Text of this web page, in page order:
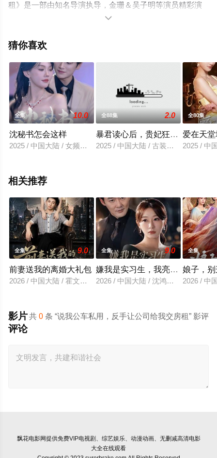
租》是一部由知名导演执导，金珊＆吴子明等演员精彩演
绎的中国大陆电视剧，大结局剧情已揭晓（全集），手机
多相关信息可移步至豆瓣电视剧、电视猫或剧情网等平台

猜你喜欢
全集 10.0
沈秘书怎会这样
2025 / 中国大陆 / 女频恋爱
全88集 2.0
暴君读心后，贵妃狂开人设盲盒
2025 / 中国大陆 / 古装仙侠
全80集
爱在天
2025 / 中
相关推荐
全集 9.0
前妻送我的离婚大礼包
2026 / 中国大陆 / 霍文琦＆雷小米
全集 9.0
嫌我是实习生，我亮出老板身份
2026 / 中国大陆 / 沈鸿运＆刘亚倩
全集
娘子，
2026 / 中
共0 条 “说我公车私用，反手让公司给我交房租” 影评
影片
评论
飘花电影网提供免费VIP电视剧、综艺娱乐、动漫动画、无删减高清电影
大全在线观看